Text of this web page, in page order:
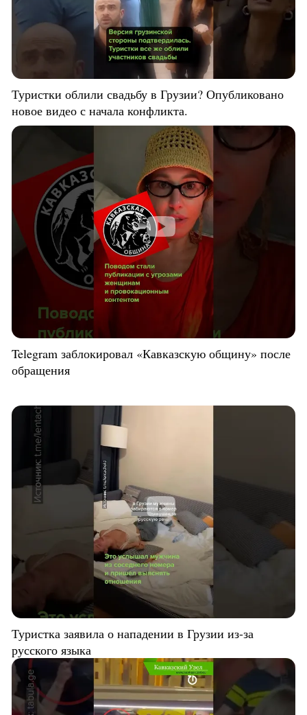
Туристки облили свадьбу в Грузии? Опубликовано
новое видео с начала конфликта.
Telegram заблокировал «Кавказскую общину» после
обращения
Туристка заявила о нападении в Грузии из-за
русского языка